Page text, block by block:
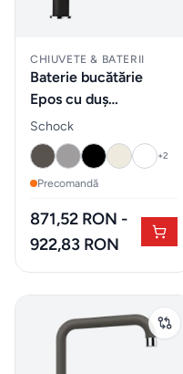
&
ALTELE
CHIUVETE & BATERII
Baterie bucătărie
Epos cu duș
extractibil - Schock
Schock
+2
Precomandă
871,52 RON -
922,83 RON